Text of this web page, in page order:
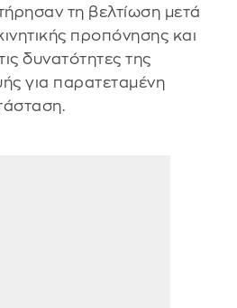
τη βελτίωση μετά
προπόνησης και
δυνατότητες της
για παρατεταμένη